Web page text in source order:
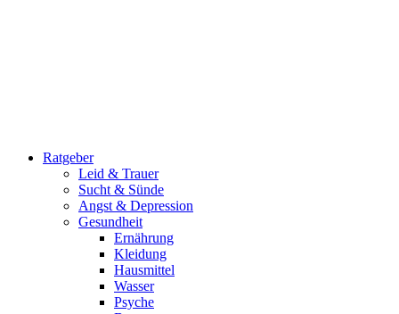
Ratgeber
Leid & Trauer
Sucht & Sünde
Angst & Depression
Gesundheit
Ernährung
Kleidung
Hausmittel
Wasser
Psyche